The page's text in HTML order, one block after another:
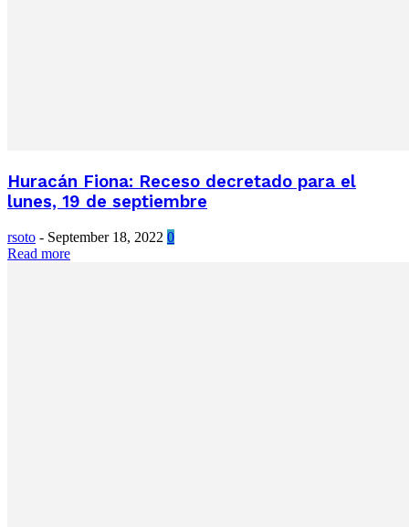
Huracán Fiona: Receso decretado para el
lunes, 19 de septiembre
rsoto - September 18, 2022 0
Read more